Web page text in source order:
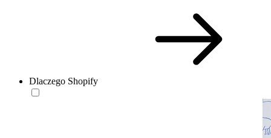
Dlaczego Shopify